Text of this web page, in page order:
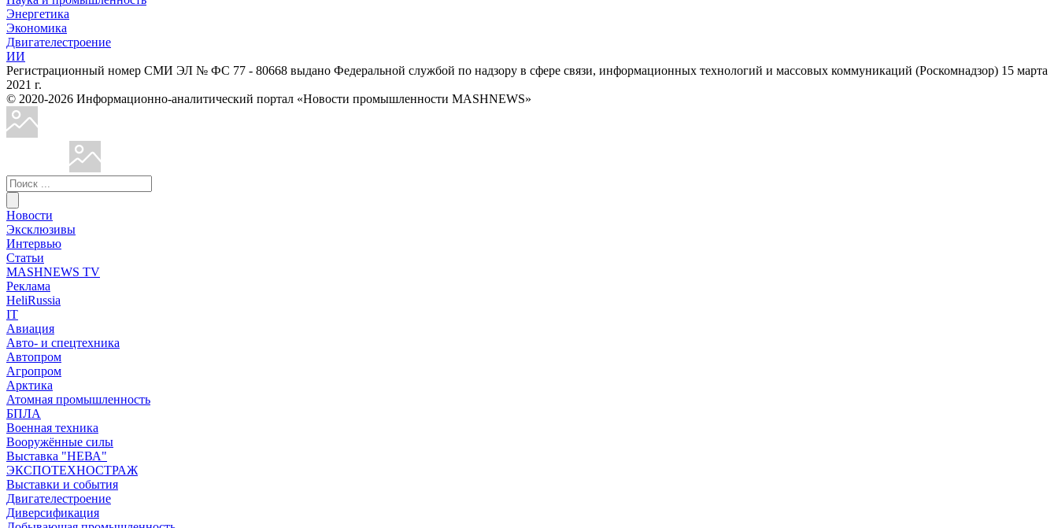
Энергетика
Экономика
Двигателестроение
ИИ
Регистрационный номер СМИ ЭЛ № ФС 77 - 80668 выдано Федеральной службой по надзору в сфере связи, информационных технологий и массовых коммуникаций (Роскомнадзор) 15 марта
2021 г.
© 2020-2026 Информационно-аналитический портал «Новости промышленности MASHNEWS»
Новости
Эксклюзивы
Интервью
Статьи
MASHNEWS TV
Реклама
HeliRussia
IT
Авиация
Авто- и спецтехника
Автопром
Агропром
Арктика
Атомная промышленность
БПЛА
Военная техника
Вооружённые силы
Выставка "НЕВА"
ЭКСПОТЕХНОСТРАЖ
Выставки и события
Двигателестроение
Диверсификация